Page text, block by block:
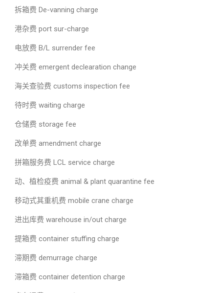
拆箱费 De-vanning charge
港杂费 port sur-charge
电放费 B/L surrender fee
冲关费 emergent declearation change
海关查验费 customs inspection fee
待时费 waiting charge
仓储费 storage fee
改单费 amendment charge
拼箱服务费 LCL service charge
动、植检疫费 animal & plant quarantine fee
移动式其重机费 mobile crane charge
进出库费 warehouse in/out charge
提箱费 container stuffing charge
滞期费 demurrage charge
滞箱费 container detention charge